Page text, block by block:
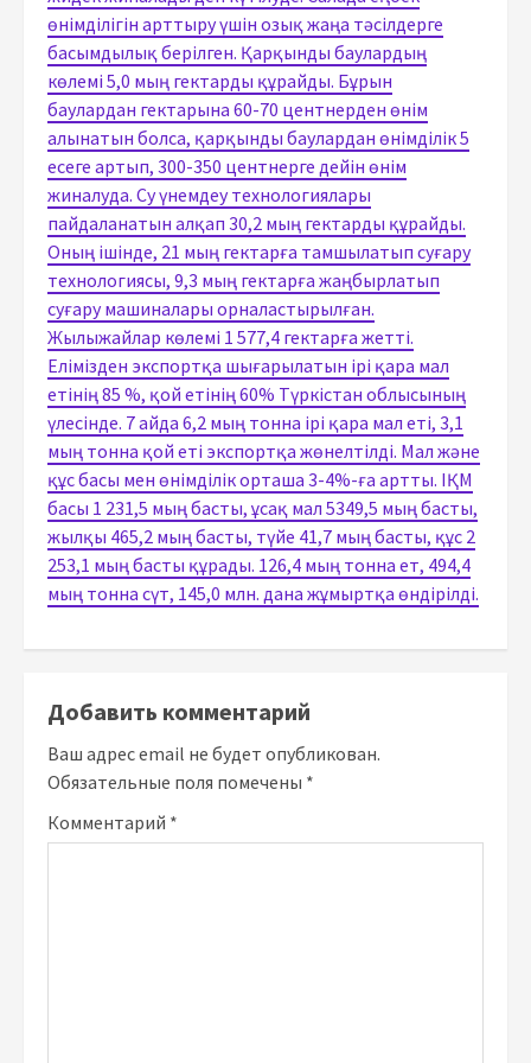
өнімділігін арттыру үшін озық жаңа тәсілдерге
басымдылық берілген. Қарқынды баулардың
көлемі 5,0 мың гектарды құрайды. Бұрын
баулардан гектарына 60-70 центнерден өнім
алынатын болса, қарқынды баулардан өнімділік 5
есеге артып, 300-350 центнерге дейін өнім
жиналуда. Су үнемдеу технологиялары
пайдаланатын алқап 30,2 мың гектарды құрайды.
Оның ішінде, 21 мың гектарға тамшылатып суғару
технологиясы, 9,3 мың гектарға жаңбырлатып
суғару машиналары орналастырылған.
Жылыжайлар көлемі 1 577,4 гектарға жетті.
Елімізден экспортқа шығарылатын ірі қара мал
етінің 85 %, қой етінің 60% Түркістан облысының
үлесінде. 7 айда 6,2 мың тонна ірі қара мал еті, 3,1
мың тонна қой еті экспортқа жөнелтілді. Мал және
құс басы мен өнімділік орташа 3-4%-ға артты. ІҚМ
басы 1 231,5 мың басты, ұсақ мал 5349,5 мың басты,
жылқы 465,2 мың басты, түйе 41,7 мың басты, құс 2
253,1 мың басты құрады. 126,4 мың тонна ет, 494,4
мың тонна сүт, 145,0 млн. дана жұмыртқа өндірілді.
Добавить комментарий
Ваш адрес email не будет опубликован.
Обязательные поля помечены *
Комментарий *